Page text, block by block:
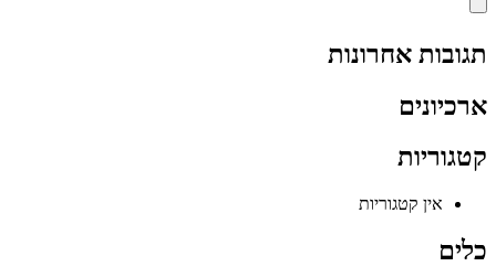
תגובות אחרונות
ארכיונים
קטגוריות
אין קטגוריות
כלים